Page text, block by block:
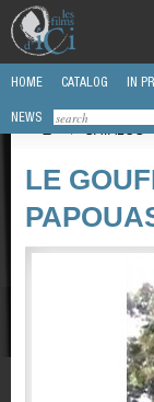
HOME CATALOG IN
NEWS
/
CATALOG
LE